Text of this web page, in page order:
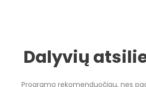
Dalyvių
Programą rekomenduočiau, nes